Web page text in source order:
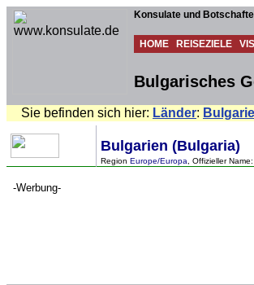
Konsulate und
HOME REISEZIELE
Bulgarisches
Sie befinden sich hier: Länder:
Bulgarien (Bulgaria)
Region Europe/Europa , Offizieller Name:
-Werbung-